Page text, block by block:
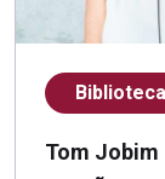
Biblioteca
Tom Jobim